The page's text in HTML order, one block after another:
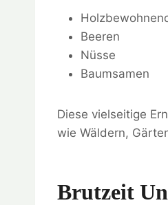
Beeren
Nüsse
Baumsamen
Diese vielseitige
wie Wäldern,
Brutzeit